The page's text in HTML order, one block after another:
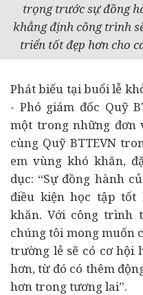
trọng trước sự đồng
khẳng định công trình
triển tốt đẹp hơn cho
Phát biểu tại buổi lễ
- Phó giám đốc Quỹ
một trong những đơn
cùng Quỹ BTTEVN
em vùng khó khăn,
dục: “Sự đồng hành
điều kiện học tập
khăn. Với công trình
chúng tôi mong muốn
trường lẻ sẽ có cơ hội
hơn, từ đó có thêm
hơn trong tương lai”.